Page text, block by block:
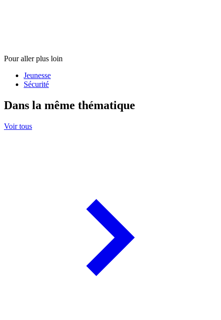
Pour aller plus loin
Jeunesse
Sécurité
Dans la même thématique
Voir tous